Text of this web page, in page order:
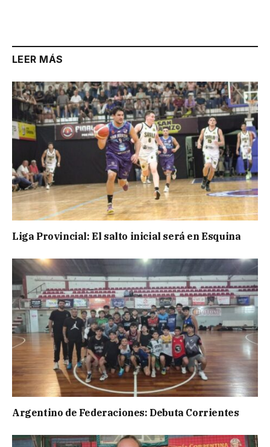
LEER MÁS
Liga Provincial: El salto inicial será en Esquina
Argentino de Federaciones: Debuta Corrientes